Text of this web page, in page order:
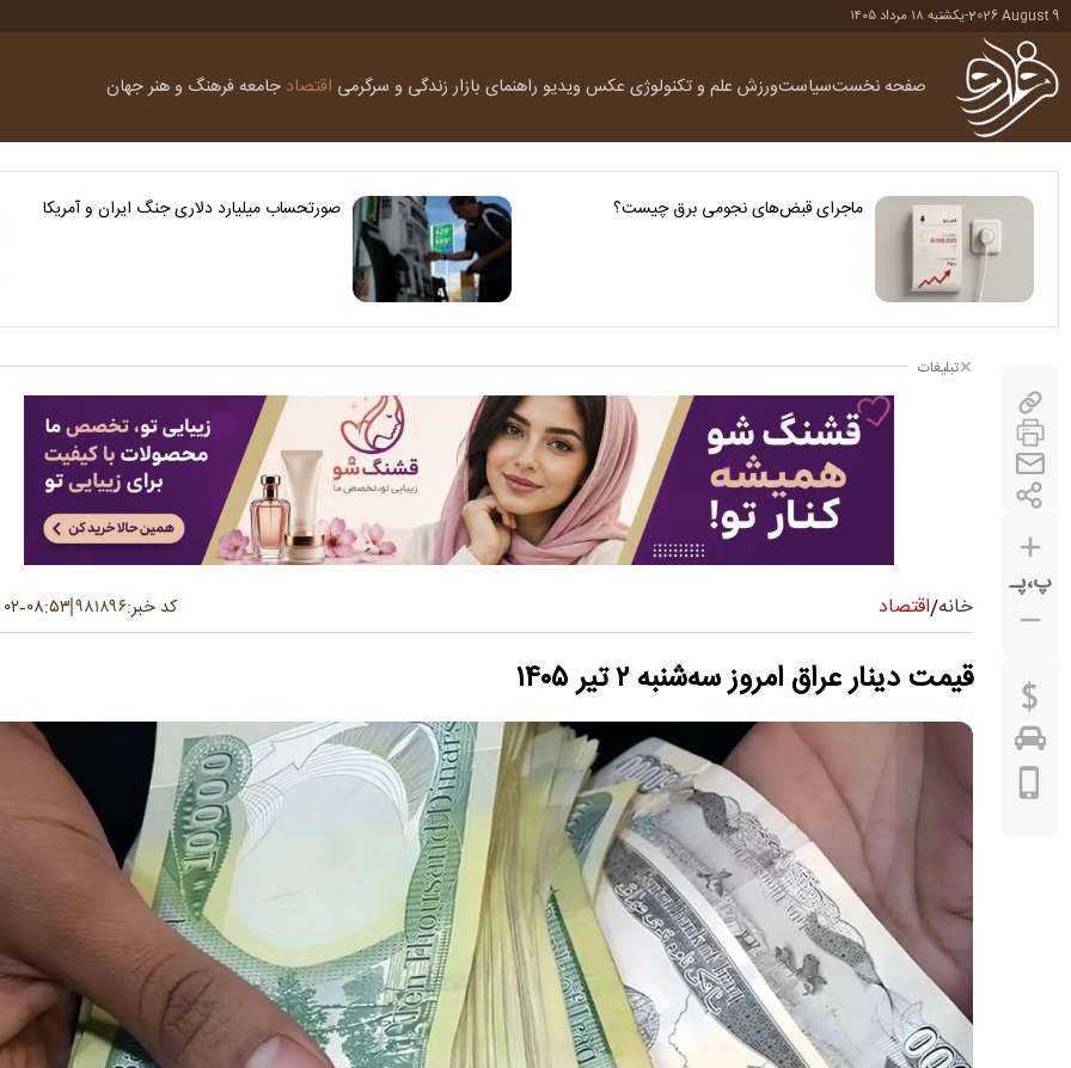
2026 August 9
-یکشنبه ۱۸ مرداد ۱۴۰۵
صفحه نخستسیاستورزش علم و تکنولوژی عکس ویدیو راهنمای بازارزندگی و سرگرمی اقتصاد جامعهفرهنگ و هنرجهان
ماجرای قبض‌های نجومی برق چیست؟ صورتحساب میلیارد دلاری جنگ ایران و آمریکا
پ،پـ
تبلیغات
خانه/اقتصاد کد خبر:۹۸۱۸۹۶ ۰۸:۵۳-۰۲ تیر ۱۴۰۵
قیمت دینار عراق امروز سه‌شنبه ۲ تیر ۱۴۰۵